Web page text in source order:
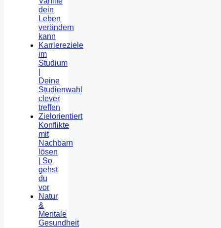
dein
Leben
verändern
kann
Karriereziele
im
Studium
Deine
Studienwahl
clever
treffen
Zielorientiert
Konflikte
mit
Nachbarn
lösen
| So
gehst
du
vor
Natur
&
Mentale
Gesundheit